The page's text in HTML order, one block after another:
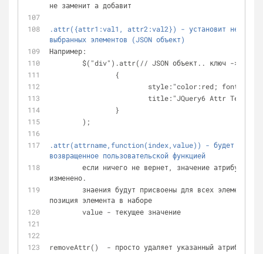
не заменит а добавит
.attr({attr1:val1, attr2:val2}) - установит несколько
выбранных элементов (JSON объект)
Например:
$("div").attr(// JSON объект.. ключ ->
		{
style:"color:red; font-
			title:"JQuery6 Attr Test"
		}
	);
.attr(attrname,function(index,value)) - будет
возвращенное пользовательской функцией
изменено.
позиция элемента в наборе
	value - текущее значение
removeAttr()  - просто удаляет указанный атрибут